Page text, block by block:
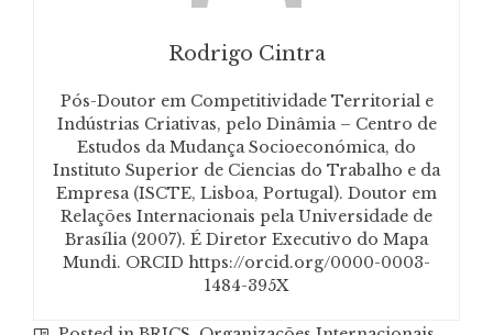
Rodrigo Cintra
Pós-Doutor em Competitividade Territorial e
Indústrias Criativas, pelo Dinâmia – Centro de
Estudos da Mudança Socioeconómica, do
Instituto Superior de Ciencias do Trabalho e da
Empresa (ISCTE, Lisboa, Portugal). Doutor em
Relações Internacionais pela Universidade de
Brasília (2007). É Diretor Executivo do Mapa
Mundi. ORCID https://orcid.org/0000-0003-
1484-395X